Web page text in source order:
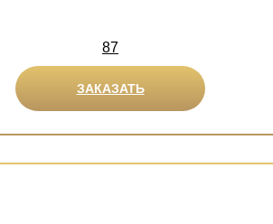
87
ЗАКАЗАТЬ